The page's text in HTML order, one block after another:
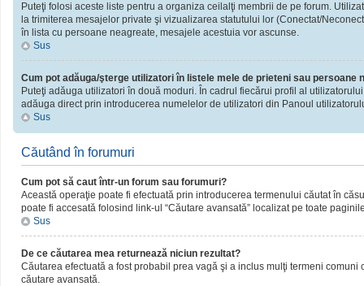
Puteţi folosi aceste liste pentru a organiza ceilalţi membrii de pe forum.
la trimiterea mesajelor private şi vizualizarea statutului lor (Conectat/
în lista cu persoane neagreate, mesajele acestuia vor ascunse.
Sus
Cum pot adăuga/şterge utilizatori în listele mele de prieteni sau persoane
Puteţi adăuga utilizatori în două moduri. În cadrul fiecărui profil al
adăuga direct prin introducerea numelelor de utilizatori din Panoul
Sus
Căutând în forumuri
Cum pot să caut într-un forum sau forumuri?
Această operaţie poate fi efectuată prin introducerea termenului căutat în
poate fi accesată folosind link-ul “Căutare avansată” localizat pe toate
Sus
De ce căutarea mea returnează niciun rezultat?
Căutarea efectuată a fost probabil prea vagă şi a inclus mulţi termeni
căutare avansată.